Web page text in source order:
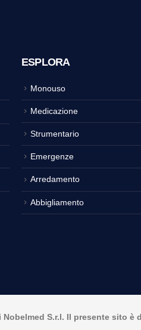
ESPLORA
Monouso
Medicazione
Strumentario
Emergenze
Arredamento
Abbigliamento
S.r.l. Il presente sito è